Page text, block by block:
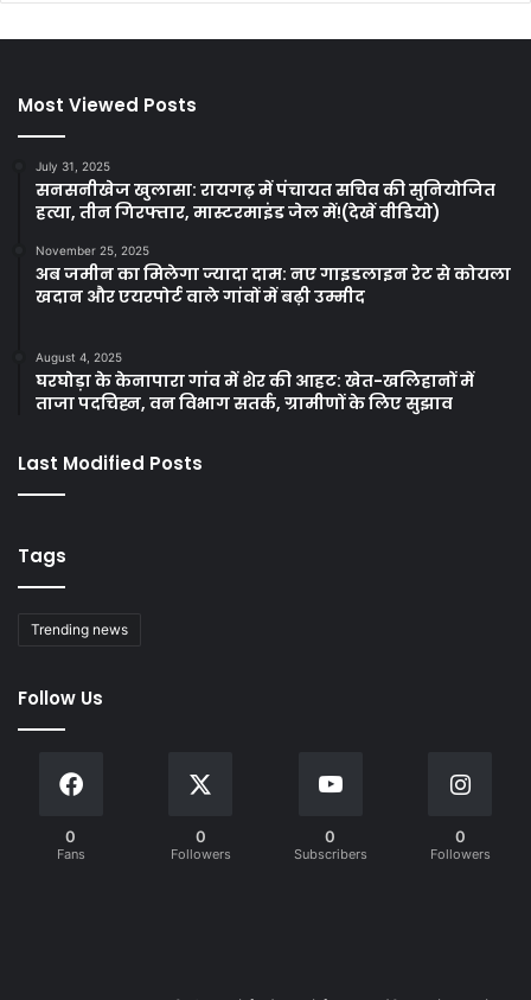
Most Viewed Posts
July 31, 2025
सनसनीखेज खुलासा: रायगढ़ में पंचायत सचिव की सुनियोजित
हत्या, तीन गिरफ्तार, मास्टरमाइंड जेल में!(देखें वीडियो)
November 25, 2025
अब जमीन का मिलेगा ज्यादा दाम: नए गाइडलाइन रेट से कोयला
खदान और एयरपोर्ट वाले गांवों में बढ़ी उम्मीद
August 4, 2025
घरघोड़ा के केनापारा गांव में शेर की आहट: खेत-खलिहानों में
ताजा पदचिह्न, वन विभाग सतर्क, ग्रामीणों के लिए सुझाव
Last Modified Posts
Tags
Trending news
Follow Us
0
Fans
0
Followers
0
Subscribers
0
Followers